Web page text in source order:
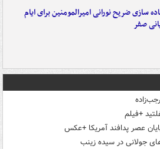
سازی ضریح نورانی امیرالمومنین برای ایام
صفر
+فیلم
جولانی در سیده زینب